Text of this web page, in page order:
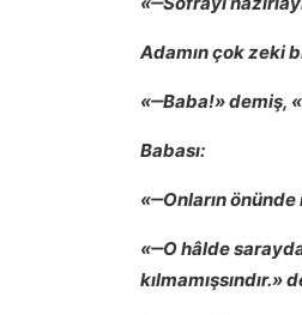
Adamın çok zeki
«‒Baba!» demiş,
Babası:
«‒Onların
«‒O hâlde
kılmamışsındır.»